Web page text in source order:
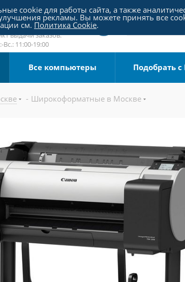
шоссе 18, пав. 267
sale@pc-arena.ru
Вс.: 10:00-20:00
выдачи заказов:
Вс.: 11:00-19:00
Все компьютеры Подобрать
- Широкоформатные в Москве
cookie для работы сайта, а также
рекламы. Вы можете принять все
см. Политика Cookie.